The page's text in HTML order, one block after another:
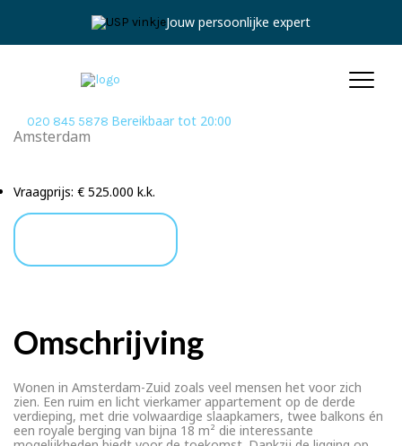
Jouw persoonlijke expert
020 845 5878 Bereikbaar tot 20:00
Amsterdam
Vraagprijs: € 525.000 k.k.
Omschrijving
Wonen in Amsterdam-Zuid zoals veel mensen het voor zich
zien. Een ruim en licht vierkamer appartement op de derde
verdieping, met drie volwaardige slaapkamers, twee balkons én
een royale berging van bijna 18 m² die interessante